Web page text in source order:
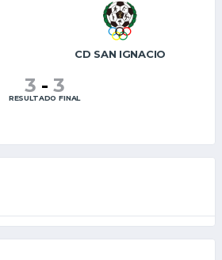
CD SAN IGNACIO
3 - 3
RESULTADO FINAL